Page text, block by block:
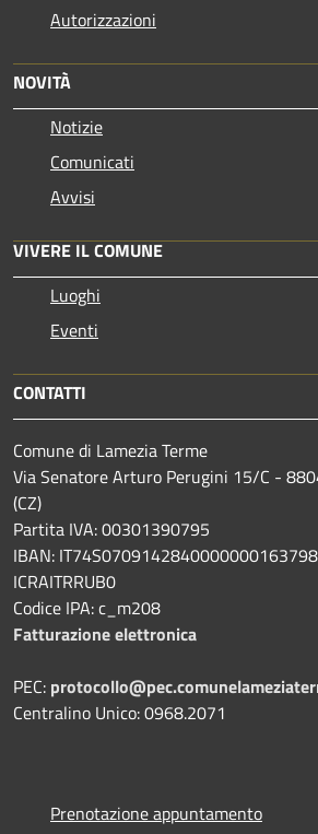
Autorizzazioni
NOVITÀ
Notizie
Comunicati
Avvisi
VIVERE IL COMUNE
Luoghi
Eventi
CONTATTI
Comune di Lamezia Terme
Via Senatore Arturo Perugini 15/C -
(CZ)
Partita IVA: 00301390795
IBAN:
ICRAITRRUB0
Codice IPA: c_m208
Fatturazione elettronica
PEC:
Centralino Unico: 0968.2071
Prenotazione appuntamento